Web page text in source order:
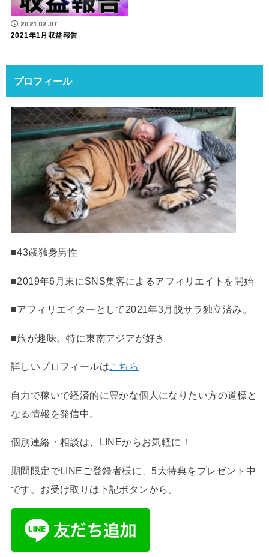
2021.02.07
2021年1月収益報告
プロフィール
■43歳独身男性
■2019年6月末にSNS集客によるアフィリエイトを開始
■アフィリエイターとして2021年3月脱サラ独立済み。
■旅が趣味。特に東南アジアが好き
詳しいプロフィールはこちら
自力で稼いで経済的に豊かな個人になりたい方の道標と
なる情報を発信中。
個別連絡・相談は、LINEからお気軽に！
期間限定でLINEご登録者様に、5大特典をプレゼント中
です。お受け取りは下記ボタンから。